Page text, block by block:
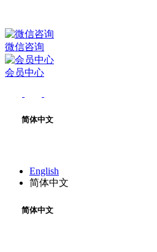
微信咨询
会员中心
简体中文
English
简体中文
简体中文